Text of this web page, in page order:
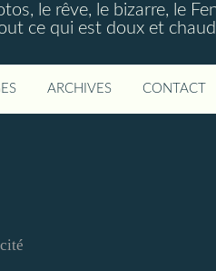
le rêve, le bizarre, le
ce qui est doux et
ARCHIVES CONTACT